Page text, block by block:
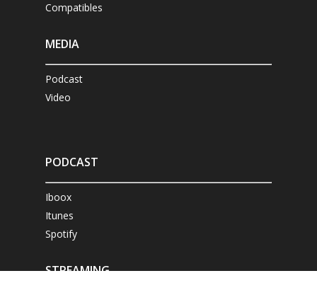
Compatibles
MEDIA
Podcast
Video
PODCAST
Iboox
Itunes
Spotify
STREAMING